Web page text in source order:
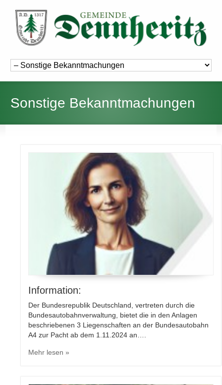
Sonstige Bekanntmachungen
Information:
Der Bundesrepublik Deutschland, vertreten durch die
Bundesautobahnverwaltung, bietet die in den Anlagen
beschriebenen 3 Liegenschaften an der Bundesautobahn
A4 zur Pacht ab dem 1.11.2024 an….
Mehr lesen »